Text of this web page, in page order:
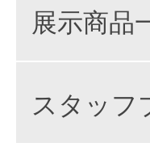
展示商品
スタッフ